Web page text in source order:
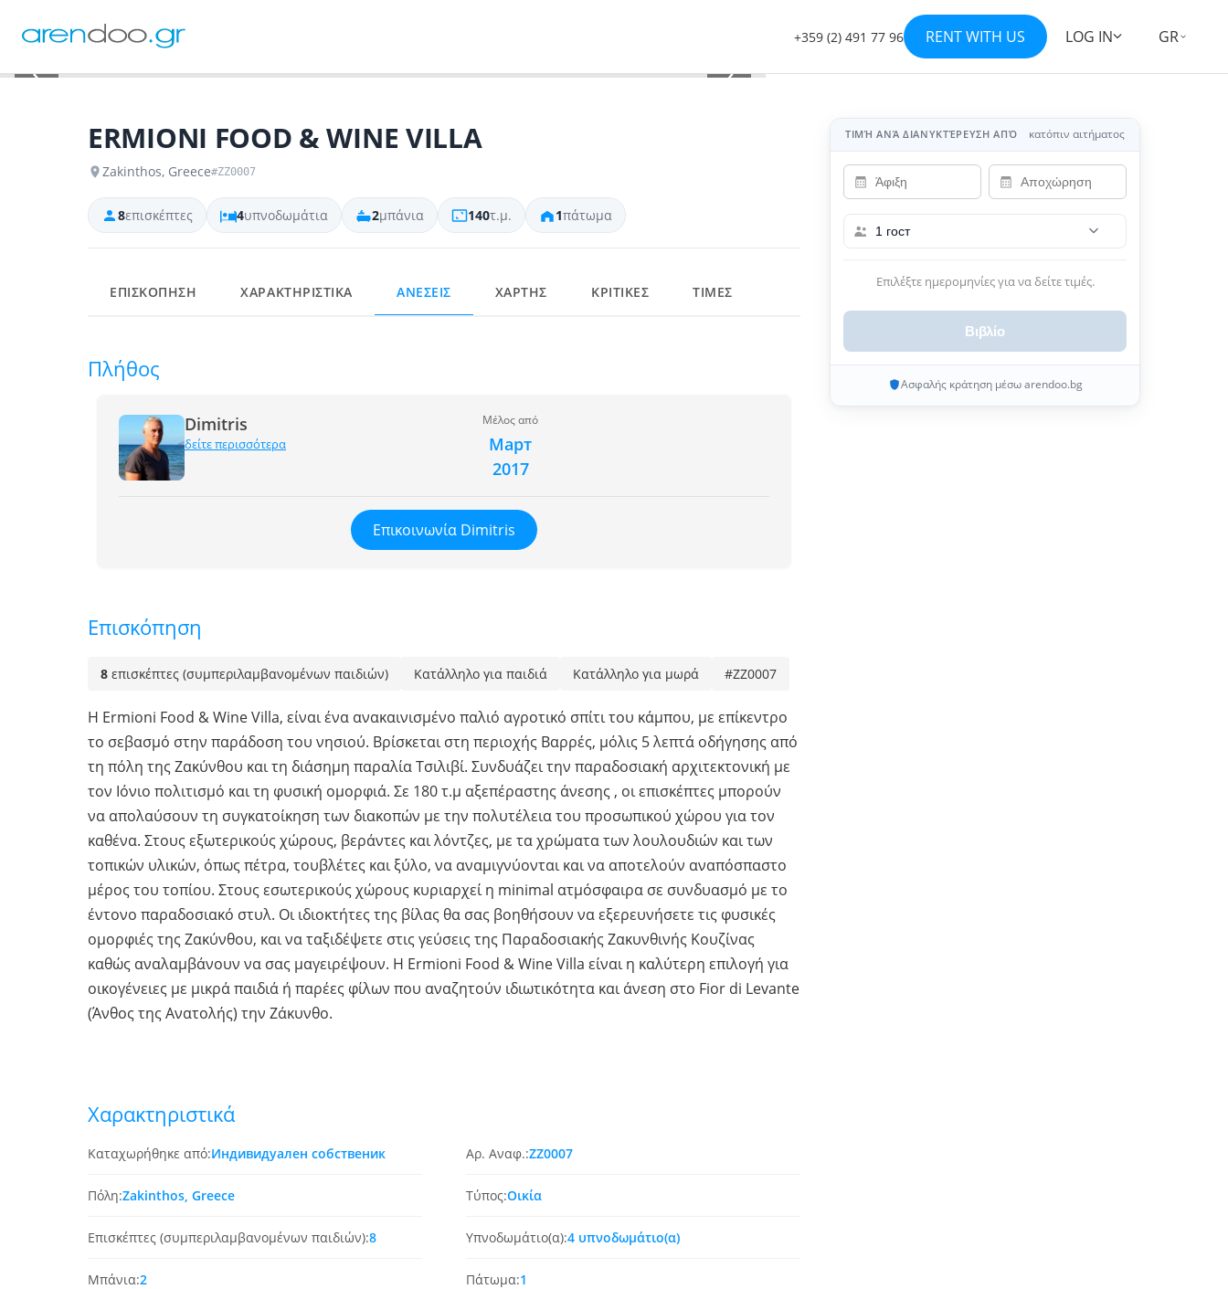
+359 (2) 491 77 96 RENT WITH US LOG IN GR
‹ ›
Εμφάνιση όλων των φωτογραφιών 19
ERMIONI FOOD & WINE VILLA
Zakinthos, Greece#ZZ0007
8επισκέπτες 4υπνοδωμάτια 2μπάνια 140τ.μ. 1πάτωμα
ΕΠΙΣΚΟΠΗΣΗ ΧΑΡΑΚΤΗΡΙΣΤΙΚΑ ΑΝΕΣΕΙΣ ΧΑΡΤΗΣ ΚΡΙΤΙΚΕΣ ΤΙΜΕΣ
Πλήθος
Dimitris
δείτε περισσότερα
Μέλος από
Март
2017
Επικοινωνία Dimitris
Επισκόπηση
8 επισκέπτες (συμπεριλαμβανομένων παιδιών) Κατάλληλο για παιδιά Κατάλληλο για μωρά #ZZ0007
Η Ermioni Food & Wine Villa, είναι ένα ανακαινισμένο παλιό αγροτικό σπίτι του κάμπου, με επίκεντρο
το σεβασμό στην παράδοση του νησιού. Βρίσκεται στη περιοχής Βαρρές, μόλις 5 λεπτά οδήγησης από
τη πόλη της Ζακύνθου και τη διάσημη παραλία Τσιλιβί. Συνδυάζει την παραδοσιακή αρχιτεκτονική με
τον Ιόνιο πολιτισμό και τη φυσική ομορφιά. Σε 180 τ.μ αξεπέραστης άνεσης , οι επισκέπτες μπορούν
να απολαύσουν τη συγκατοίκηση των διακοπών με την πολυτέλεια του προσωπικού χώρου για τον
καθένα. Στους εξωτερικούς χώρους, βεράντες και λόντζες, με τα χρώματα των λουλουδιών και των
τοπικών υλικών, όπως πέτρα, τουβλέτες και ξύλο, να αναμιγνύονται και να αποτελούν αναπόσπαστο
μέρος του τοπίου. Στους εσωτερικούς χώρους κυριαρχεί η minimal ατμόσφαιρα σε συνδυασμό με το
έντονο παραδοσιακό στυλ. Οι ιδιοκτήτες της βίλας θα σας βοηθήσουν να εξερευνήσετε τις φυσικές
ομορφιές της Ζακύνθου, και να ταξιδέψετε στις γεύσεις της Παραδοσιακής Ζακυνθινής Κουζίνας
καθώς αναλαμβάνουν να σας μαγειρέψουν. Η Ermioni Food & Wine Villa είναι η καλύτερη επιλογή για
οικογένειες με μικρά παιδιά ή παρέες φίλων που αναζητούν ιδιωτικότητα και άνεση στο Fior di Levante
(Άνθος της Ανατολής) την Ζάκυνθο.
Χαρακτηριστικά
Καταχωρήθηκε από:Индивидуален собственик Αρ. Αναφ.:ZZ0007
Πόλη:Zakinthos, Greece Τύπος:Οικία
Επισκέπτες (συμπεριλαμβανομένων παιδιών):8 Υπνοδωμάτιο(α):4 υπνοδωμάτιο(α)
Μπάνια:2 Πάτωμα:1
ΤΙΜΉ ΑΝΆ ΔΙΑΝΥΚΤΈΡΕΥΣΗ ΑΠΌ κατόπιν αιτήματος
1 гост
Επιλέξτε ημερομηνίες για να δείτε τιμές.
Βιβλίο
Ασφαλής κράτηση μέσω arendoo.bg